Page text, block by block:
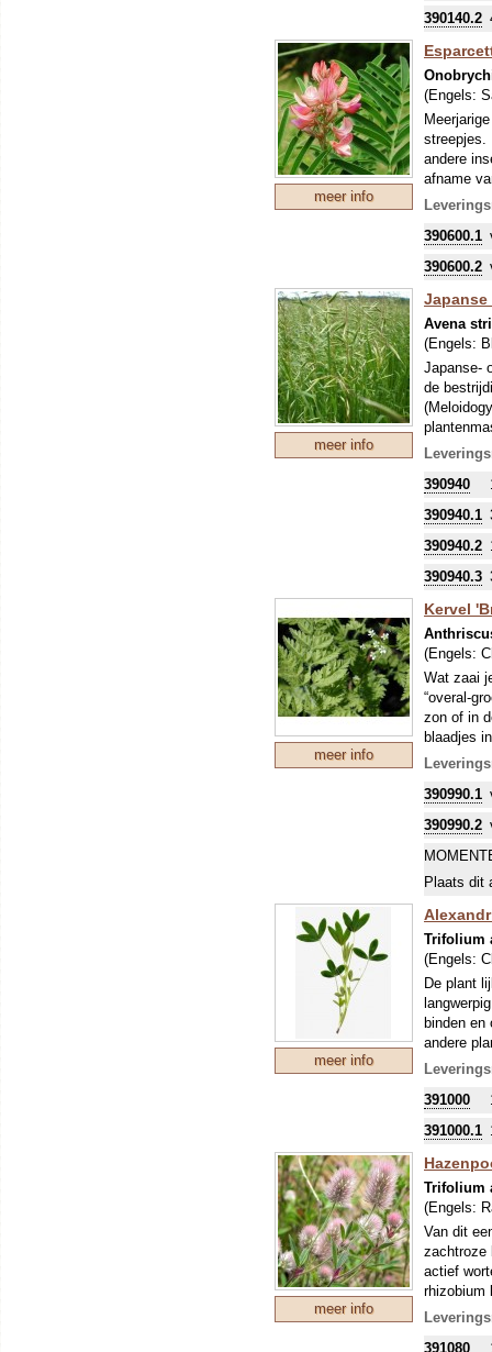
sommige
390140.2
meer info
(Engels:
streepjes.
andere
afname
Om uw
sommige
390600.1
390600.2
meer info
Japanse
Avena
(Engels:
Japanse-
de
De
worden
390940
390940.1
390940.2
390940.3
meer info
Kervel
(Engels:
Wat zaai
“overal-
zon of in
blaadjes
Om uw
sommige
390990.1
390990.2
Plaats dit
meer info
Trifolium
(Engels:
De plant
binden en
andere
Om uw
zo'n
sommige
391000
391000.1
meer info
Trifolium
(Engels:
Van dit
zachtroze
actief
rhizobium
planten
391080